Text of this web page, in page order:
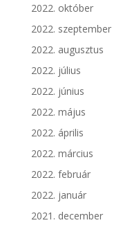
2022. október
2022. szeptember
2022. augusztus
2022. július
2022. június
2022. május
2022. április
2022. március
2022. február
2022. január
2021. december